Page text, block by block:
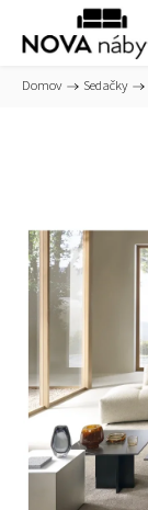
Domov / Sedačky /